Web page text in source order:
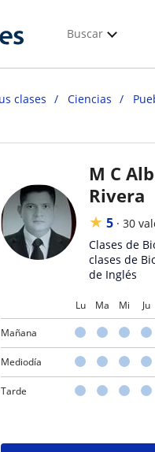
Buscar
clases Ciencias
M C Alberto
Rivera
★ 5 · 30
Clases de
clases de
de Inglés
Lu Ma Mi Ju
Mañana
Mediodía
Tarde